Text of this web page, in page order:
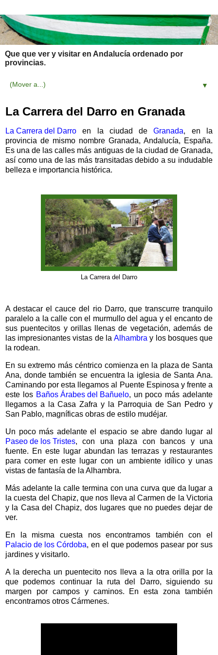
Que que ver y visitar en Andalucía ordenado por
provincias.
▼
La Carrera del Darro en Granada
La Carrera del Darro en la ciudad deGranada, en la
provincia de mismo nombre Granada, Andalucía, España.
Es una de las calles más antiguas de la ciudad de Granada,
así como una de las más transitadas debido a su indudable
belleza e importancia histórica.
La Carrera del Darro
A destacar el cauce del rio Darro, que transcurre tranquilo
paralelo a la calle con el murmullo del agua y el encanto de
sus puentecitos y orillas llenas de vegetación, además de
las impresionantes vistas de laAlhambra y los bosques que
la rodean.
En su extremo más céntrico comienza en la plaza de Santa
Ana, donde también se encuentra la iglesia de Santa Ana.
Caminando por esta llegamos al Puente Espinosa y frente a
este los Baños Árabes del Bañuelo, un poco más adelante
llegamos a la Casa Zafra y la Parroquia de San Pedro y
San Pablo, magníficas obras de estilo mudéjar.
Un poco más adelante el espacio se abre dando lugar al
Paseo de los Tristes, con una plaza con bancos y una
fuente. En este lugar abundan las terrazas y restaurantes
para comer en este lugar con un ambiente idílico y unas
vistas de fantasía de la Alhambra.
Más adelante la calle termina con una curva que da lugar a
la cuesta del Chapiz, que nos lleva al Carmen de la Victoria
y la Casa del Chapiz, dos lugares que no puedes dejar de
ver.
En la misma cuesta nos encontramos también con el
Palacio de los Córdoba, en el que podemos pasear por sus
jardines y visitarlo.
A la derecha un puentecito nos lleva a la otra orilla por la
que podemos continuar la ruta del Darro, siguiendo su
margen por campos y caminos. En esta zona también
encontramos otros Cármenes.